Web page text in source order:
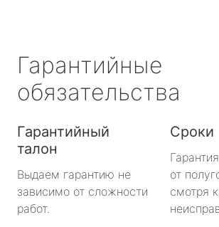
Гарантийные
обязательства
Гарантийный
талон
Выдаем гарантию не
зависимо от сложности
работ.
Сроки
от
смотря